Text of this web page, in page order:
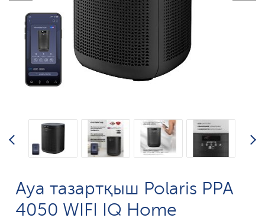
Ауа тазартқыш Polaris PPA
4050 WIFI IQ Home